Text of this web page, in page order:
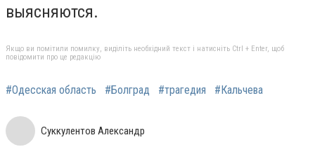
выясняются.
Якщо ви помітили помилку, виділіть необхідний текст і натисніть Ctrl + Enter, щоб
повідомити про це редакцію
#Одесская область #Болград #трагедия #Кальчева
Суккулентов Александр